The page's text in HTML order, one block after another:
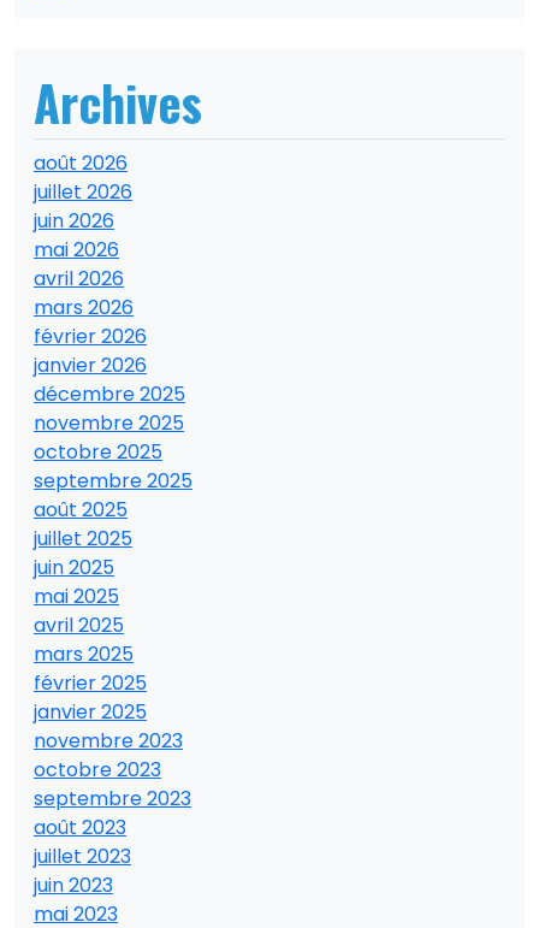
Archives
août 2026
juillet 2026
juin 2026
mai 2026
avril 2026
mars 2026
février 2026
janvier 2026
décembre 2025
novembre 2025
octobre 2025
septembre 2025
août 2025
juillet 2025
juin 2025
mai 2025
avril 2025
mars 2025
février 2025
janvier 2025
novembre 2023
octobre 2023
septembre 2023
août 2023
juillet 2023
juin 2023
mai 2023